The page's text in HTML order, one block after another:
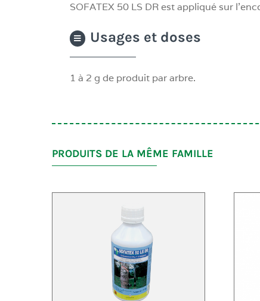
SOFATEX 50 LS DR est appliqué sur
Usages et doses
1 à 2 g de produit par arbre.
PRODUITS DE LA MÊME FAMILLE